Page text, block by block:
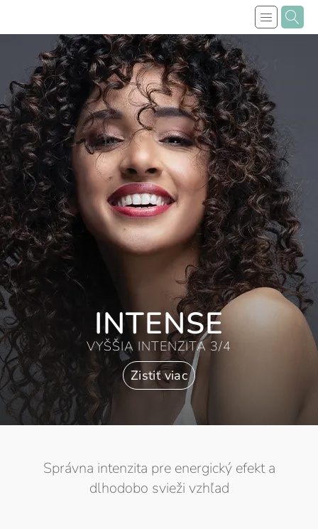
INTENSE
VYŠŠIA INTENZITA 3/4
Zistiť viac
Správna intenzita pre energický efekt a
dlhodobo svieži vzhľad